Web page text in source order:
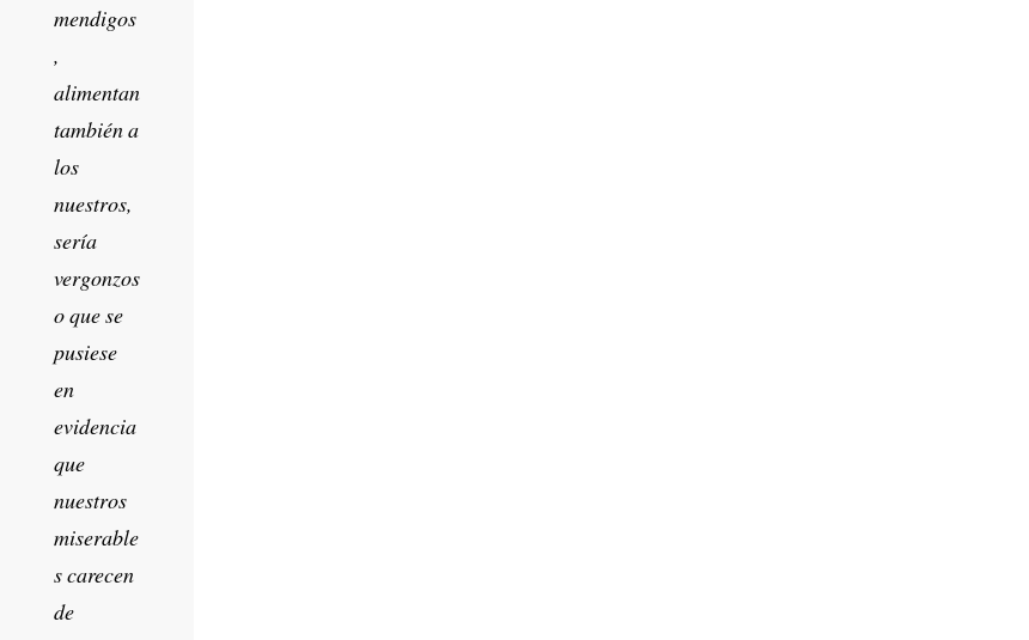
mendigos
,
alimentan
también a
los
nuestros,
sería
vergonzos
o que se
pusiese
en
evidencia
que
nuestros
miserable
s carecen
de